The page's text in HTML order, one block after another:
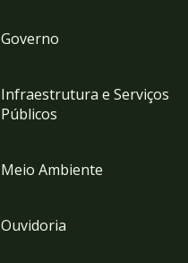
Governo
Infraestrutura e Serviços
Públicos
Meio Ambiente
Ouvidoria